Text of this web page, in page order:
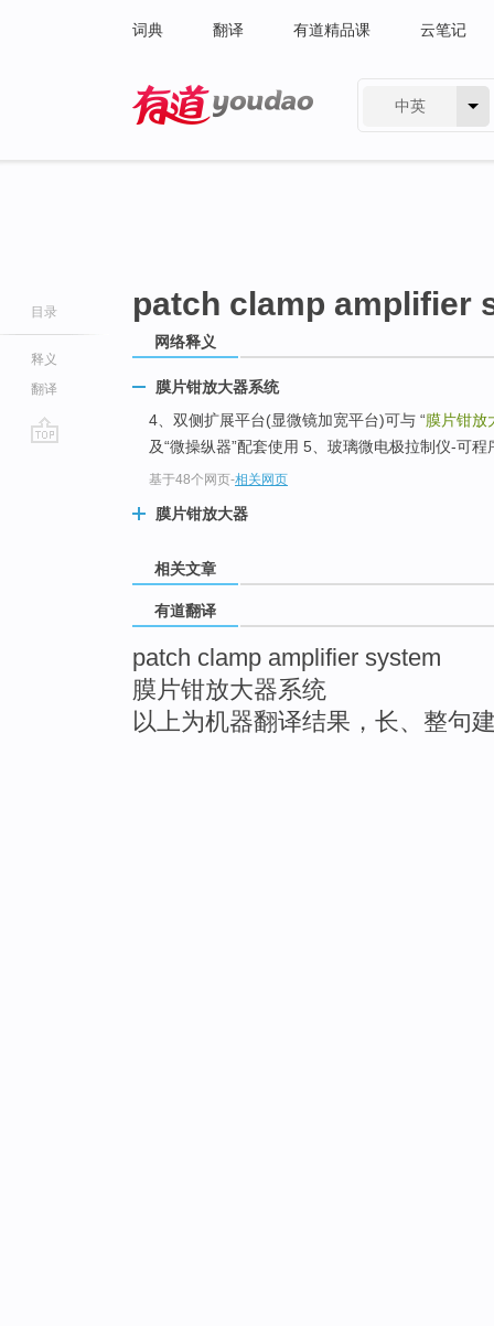
词典 翻译 有道精品课 云笔记
中英
目录
释义
翻译
patch clamp amplifier
网络释义
膜片钳放大器系统
4、双侧扩展平台(显微镜加宽平台)可与 “膜片钳放
及“微操纵器”配套使用 5、玻璃微电极拉制仪-可
基于48个网页-相关网页
膜片钳放大器
相关文章
有道翻译
patch clamp amplifier system
膜片钳放大器系统
以上为机器翻译结果，长、整句